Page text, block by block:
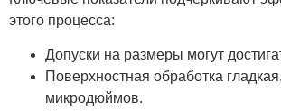
этого процесса:
Допуски на размеры могут
Поверхностная обработка
микродюймов.